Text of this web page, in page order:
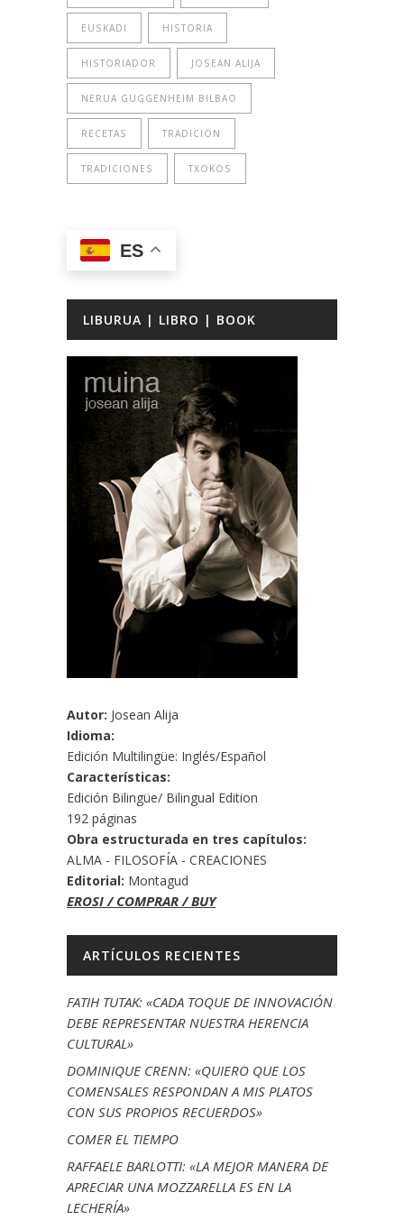
EUSKADI HISTORIA
HISTORIADOR JOSEAN ALIJA
NERUA GUGGENHEIM BILBAO
RECETAS TRADICION
TRADICIONES TXOKOS
ES
LIBURUA | LIBRO | BOOK
Autor: Josean Alija
Idioma:
Edición Multilingüe: Inglés/Español
Características:
Edición Bilingüe/ Bilingual Edition
192 páginas
Obra estructurada en tres capítulos:
ALMA - FILOSOFÍA - CREACIONES
Editorial: Montagud
EROSI / COMPRAR / BUY
ARTÍCULOS RECIENTES
FATIH TUTAK: «CADA TOQUE DE INNOVACIÓN
DEBE REPRESENTAR NUESTRA HERENCIA
CULTURAL»
DOMINIQUE CRENN: «QUIERO QUE LOS
COMENSALES RESPONDAN A MIS PLATOS
CON SUS PROPIOS RECUERDOS»
COMER EL TIEMPO
RAFFAELE BARLOTTI: «LA MEJOR MANERA DE
APRECIAR UNA MOZZARELLA ES EN LA
LECHERÍA»